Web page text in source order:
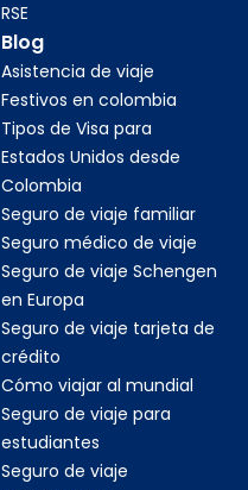
RSE
Blog
Asistencia de viaje
Festivos en colombia
Tipos de Visa para
Estados Unidos desde
Colombia
Seguro de viaje familiar
Seguro médico de viaje
Seguro de viaje Schengen
en Europa
Seguro de viaje tarjeta de
crédito
Cómo viajar al mundial
Seguro de viaje para
estudiantes
Seguro de viaje